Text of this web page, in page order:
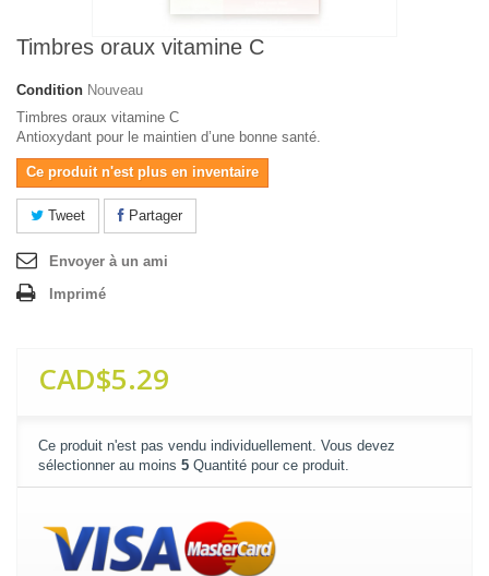
Timbres oraux vitamine C
Condition Nouveau
Timbres oraux vitamine C
Antioxydant pour le maintien d’une bonne santé.
Ce produit n'est plus en inventaire
Tweet Partager
Envoyer à un ami
Imprimé
CAD$5.29
Ce produit n'est pas vendu individuellement. Vous devez
sélectionner au moins 5 Quantité pour ce produit.